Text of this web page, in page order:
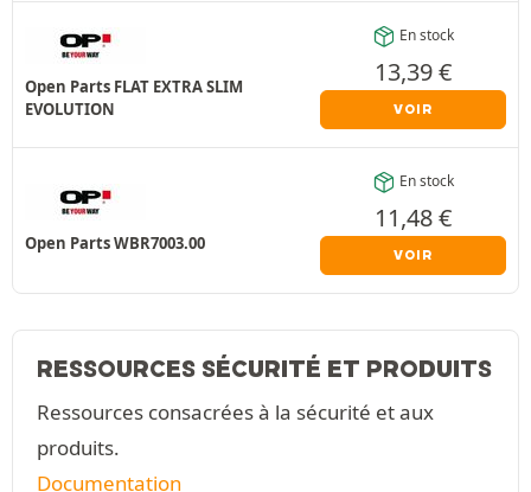
Open Parts FLAT EXTRA SLIM
EVOLUTION
En stock
13,39€
VOIR
Open Parts WBR7003.00
En stock
11,48€
VOIR
RESSOURCES SÉCURITÉ ET PRODUITS
Ressources consacrées à la sécurité et aux
produits.
Documentation